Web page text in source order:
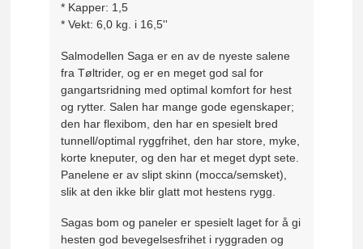
* Kapper: 1,5
* Vekt: 6,0 kg. i 16,5''
Salmodellen Saga er en av de nyeste salene
fra Tøltrider, og er en meget god sal for
gangartsridning med optimal komfort for hest
og rytter. Salen har mange gode egenskaper;
den har flexibom, den har en spesielt bred
tunnell/optimal ryggfrihet, den har store, myke,
korte kneputer, og den har et meget dypt sete.
Panelene er av slipt skinn (mocca/semsket),
slik at den ikke blir glatt mot hestens rygg.
Sagas bom og paneler er spesielt laget for å gi
hesten god bevegelsesfrihet i ryggraden og